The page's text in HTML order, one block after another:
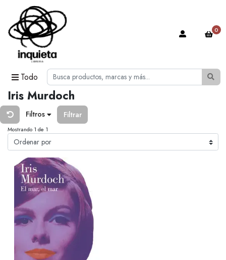
Todo
0
Iris Murdoch
Filtros Filtrar
Mostrando 1 de 1